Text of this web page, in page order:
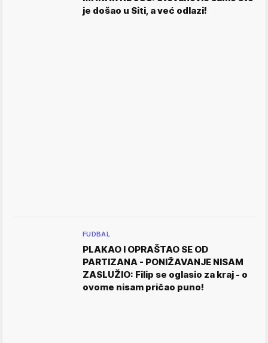
je došao u Siti, a već odlazi!
FUDBAL
PLAKAO I OPRAŠTAO SE OD
PARTIZANA - PONIŽAVANJE NISAM
ZASLUŽIO: Filip se oglasio za kraj - o
ovome nisam pričao puno!